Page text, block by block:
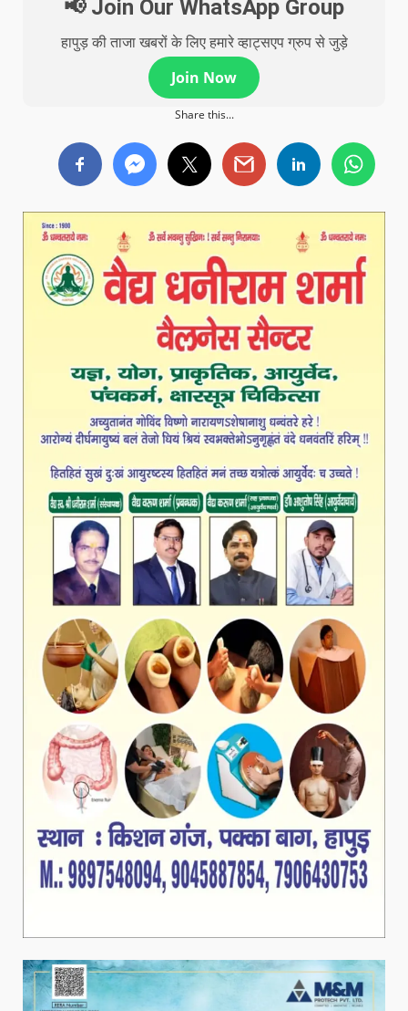
📢 Join Our WhatsApp Group
हापुड़ की ताजा खबरों के लिए हमारे व्हाट्सएप ग्रुप से जुड़े
Join Now
Share this...